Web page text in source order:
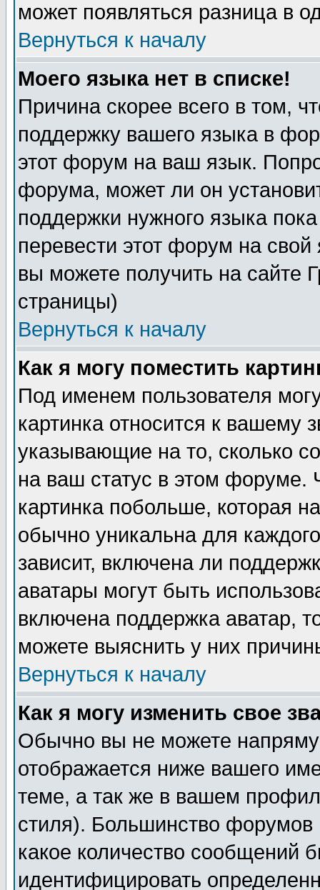
может появляться разница в
Вернуться к началу
Моего языка нет в списке!
Причина скорее всего в том,
поддержку вашего языка в
этот форум на ваш язык.
форума, может ли он
поддержки нужного языка
перевести этот форум на
вы можете получить на сайте
страницы)
Вернуться к началу
Как я могу поместить
Под именем пользователя
картинка относится к вашему
указывающие на то, сколько
на ваш статус в этом форуме.
картинка побольше, которая
обычно уникальна для
зависит, включена ли
аватары могут быть
включена поддержка аватар,
можете выяснить у них
Вернуться к началу
Как я могу изменить свое
Обычно вы не можете
отображается ниже вашего
теме, а так же в вашем
стиля). Большинство форумов
какое количество сообщений
идентифицировать